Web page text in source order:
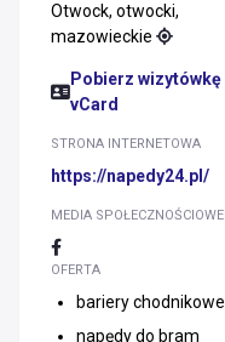
Otwock, otwocki,
mazowieckie
Pobierz wizytówkę
vCard
STRONA INTERNETOWA
https://napedy24.pl/
MEDIA SPOŁECZNOŚCIOWE
OFERTA
bariery chodnikowe
napędy do bram